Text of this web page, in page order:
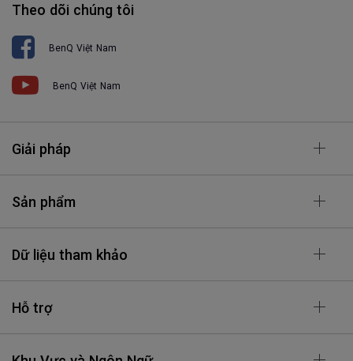
Theo dõi chúng tôi
BenQ Việt Nam
BenQ Việt Nam
Giải pháp
Sản phẩm
Dữ liệu tham khảo
Hỗ trợ